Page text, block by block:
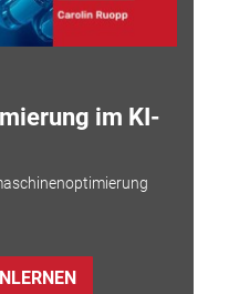
im KI-